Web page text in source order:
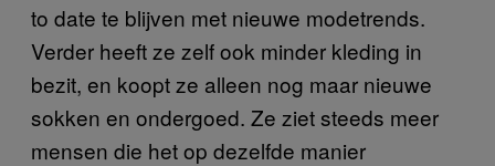
to date te blijven met nieuwe modetrends.
Verder heeft ze zelf ook minder kleding in
bezit, en koopt ze alleen nog maar nieuwe
sokken en ondergoed. Ze ziet steeds meer
mensen die het op dezelfde manier